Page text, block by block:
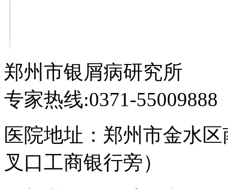
郑州市银屑病研究所
专家热线:0371-55009888
医院地址：郑州市金水
叉口工商银行旁）